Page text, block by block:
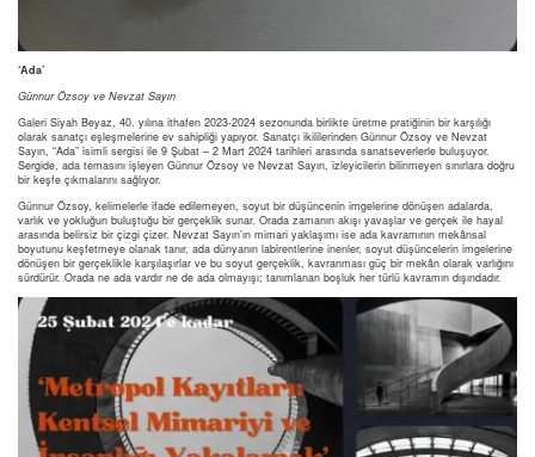
‘Ada’
Günnur Özsoy ve Nevzat Sayın
Galeri Siyah Beyaz, 40. yılına ithafen 2023-2024 sezonunda birlikte üretme pratiğinin bir karşılığı
olarak sanatçı eşleşmelerine ev sahipliği yapıyor. Sanatçı ikililerinden Günnur Özsoy ve Nevzat
Sayın, “Ada” isimli sergisi ile 9 Şubat – 2 Mart 2024 tarihleri arasında sanatseverlerle buluşuyor.
Sergide, ada temasını işleyen Günnur Özsoy ve Nevzat Sayın, izleyicilerin bilinmeyen sınırlara doğru
bir keşfe çıkmalarını sağlıyor.
Günnur Özsoy, kelimelerle ifade edilemeyen, soyut bir düşüncenin imgelerine dönüşen adalarda,
varlık ve yokluğun buluştuğu bir gerçeklik sunar. Orada zamanın akışı yavaşlar ve gerçek ile hayal
arasında belirsiz bir çizgi çizer. Nevzat Sayın’ın mimari yaklaşımı ise ada kavramının mekânsal
boyutunu keşfetmeye olanak tanır, ada dünyanın labirentlerine inenler, soyut düşüncelerin imgelerine
dönüşen bir gerçeklikle karşılaşırlar ve bu soyut gerçeklik, kavranması güç bir mekân olarak varlığını
sürdürür. Orada ne ada vardır ne de ada olmayışı; tanımlanan boşluk her türlü kavramın dışındadır.